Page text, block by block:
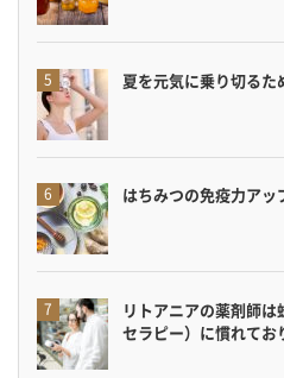
夏を元気に乗り切るた
はちみつの免疫力アッ
リトアニアの薬剤師
セラピー）に慣れてお